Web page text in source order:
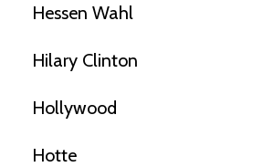
Hessen Wahl
Hilary Clinton
Hollywood
Hotte